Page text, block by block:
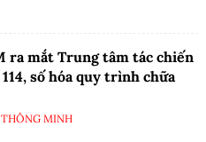
ra mắt Trung tâm tác chiến
số hóa quy trình chữa
MINH